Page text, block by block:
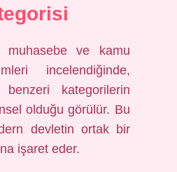
muhasebe ve kamu
incelendiğinde,
benzeri kategorilerin
olduğu görülür. Bu
devletin ortak bir
işaret eder.